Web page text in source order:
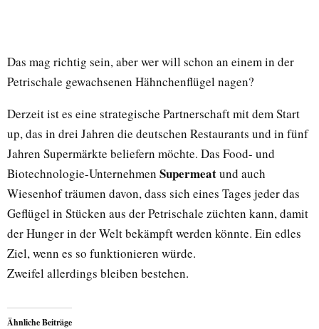
Das mag richtig sein, aber wer will schon an einem in der
Petrischale gewachsenen Hähnchenflügel nagen?
Derzeit ist es eine strategische Partnerschaft mit dem Start
up, das in drei Jahren die deutschen Restaurants und in fünf
Jahren Supermärkte beliefern möchte. Das Food- und
Biotechnologie-Unternehmen Supermeatund auch
Wiesenhof träumen davon, dass sich eines Tages jeder das
Geflügel in Stücken aus der Petrischale züchten kann, damit
der Hunger in der Welt bekämpft werden könnte. Ein edles
Ziel, wenn es so funktionieren würde.
Zweifel allerdings bleiben bestehen.
Ähnliche Beiträge